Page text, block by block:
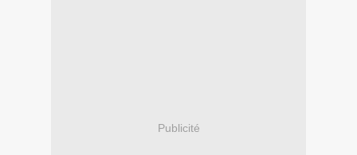
Publicité